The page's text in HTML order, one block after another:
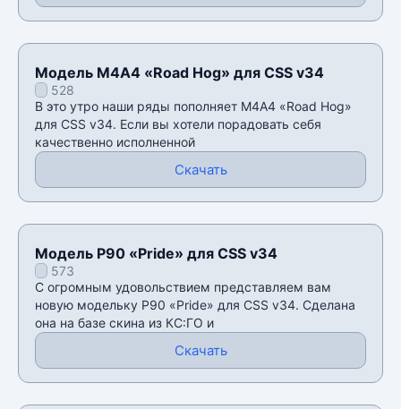
Модель М4А4 «Road Hog» для CSS v34
528
В это утро наши ряды пополняет М4А4 «Road Hog»
для CSS v34. Если вы хотели порадовать себя
качественно исполненной
Скачать
Модель P90 «Pride» для CSS v34
573
С огромным удовольствием представляем вам
новую модельку P90 «Pride» для CSS v34. Сделана
она на базе скина из КС:ГО и
Скачать